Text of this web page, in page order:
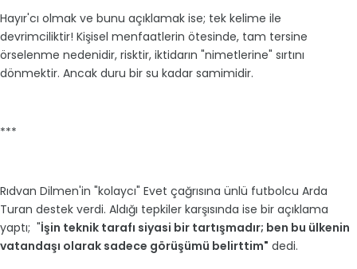
Hayır'cı olmak ve bunu açıklamak ise; tek kelime ile
devrimciliktir! Kişisel menfaatlerin ötesinde, tam tersine
örselenme nedenidir, risktir, iktidarın "nimetlerine" sırtını
dönmektir. Ancak duru bir su kadar samimidir.
***
Rıdvan Dilmen'in "kolaycı" Evet çağrısına ünlü futbolcu Arda
Turan destek verdi. Aldığı tepkiler karşısında ise bir açıklama
yaptı; "İşin teknik tarafı siyasi bir tartışmadır; ben bu ülkenin
vatandaşı olarak sadece görüşümü belirttim" dedi.